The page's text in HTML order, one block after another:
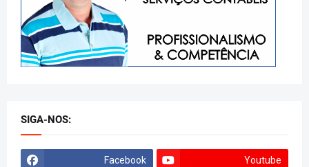
SIGA-NOS:
Facebook Youtube